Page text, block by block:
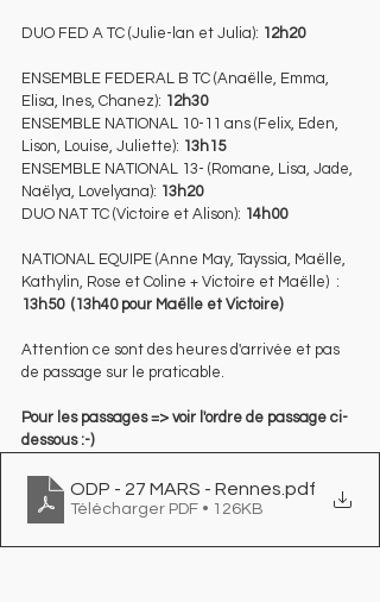
DUO FED A TC (Julie-lan et Julia): 12h20
ENSEMBLE FEDERAL B TC (Anaëlle, Emma,
Elisa, Ines, Chanez): 12h30
ENSEMBLE NATIONAL 10-11 ans (Felix, Eden,
Lison, Louise, Juliette): 13h15
ENSEMBLE NATIONAL 13- (Romane, Lisa, Jade,
Naëlya, Lovelyana): 13h20
DUO NAT TC (Victoire et Alison): 14h00
NATIONAL EQUIPE (Anne May, Tayssia, Maëlle,
Kathylin, Rose et Coline + Victoire et Maëlle)  :
13h50  (13h40 pour Maëlle et Victoire)
Attention ce sont des heures d'arrivée et pas
de passage sur le praticable.
Pour les passages => voir l'ordre de passage ci-
dessous :-)
ODP - 27 MARS - Rennes .pdf
Télécharger PDF • 126KB